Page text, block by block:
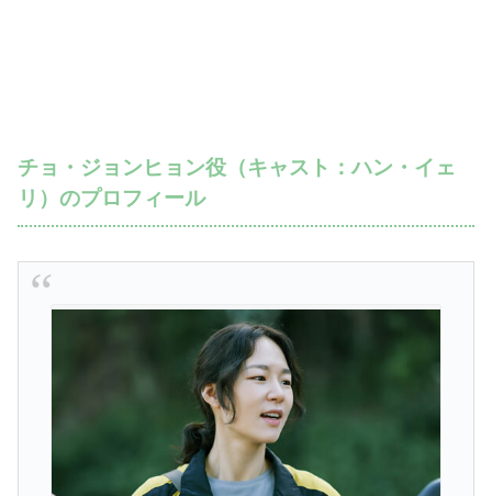
チョ・ジョンヒョン役（キャスト：ハン・イェ
リ）のプロフィール